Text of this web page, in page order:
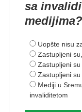
sa
medijima?
Uopšte nisu
Zastupljeni
Zastupljeni
Zastupljeni
Mediji u
invaliditetom